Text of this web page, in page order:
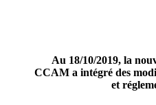
Au 18/10/2019, la
CCAM a intégré des
et